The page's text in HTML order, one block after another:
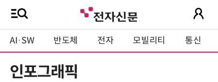
AI·SW 반도체 전자 모빌리티 통신
인포그래픽